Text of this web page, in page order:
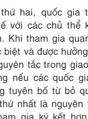
hai, quốc gia
với các chủ thể
Khi tham gia
và được
tắc trong
nếu các quốc
tuyên bố từ bỏ
nhất là
gia ký kết